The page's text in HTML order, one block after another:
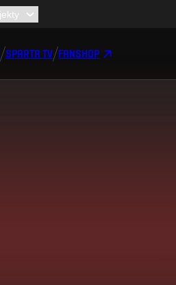
SPARTA TV FANSHOP